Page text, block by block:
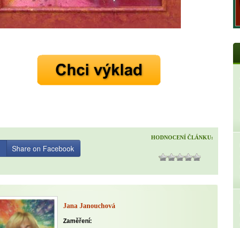
více energie každý den
do života rovnováhu
Nenávidíme spam stejně jako vy
HODNOCENÍ ČLÁNKU:
Share on Facebook
Jana Janouchová
Zaměření: